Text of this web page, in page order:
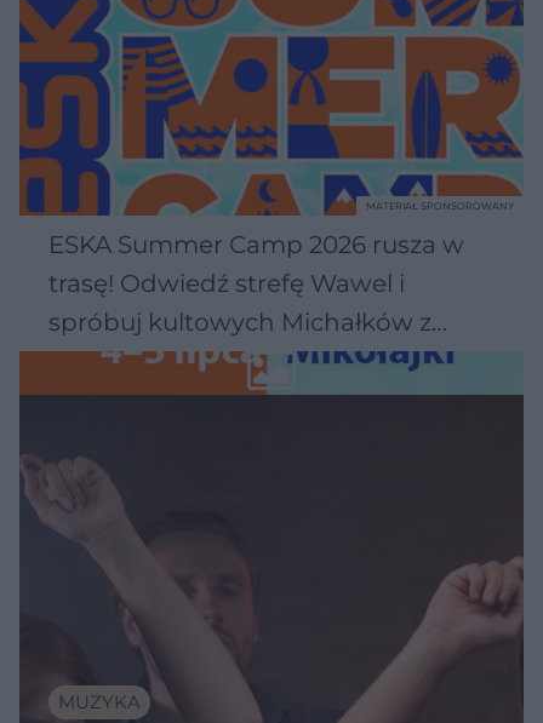
ESKA Summer Camp 2026 rusza w
trasę! Odwiedź strefę Wawel i
spróbuj kultowych Michałków z
Wawelu
MATERIAŁ SPONSOROWANY
MUZYKA